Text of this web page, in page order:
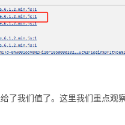
了我们值了。这里我们重点观